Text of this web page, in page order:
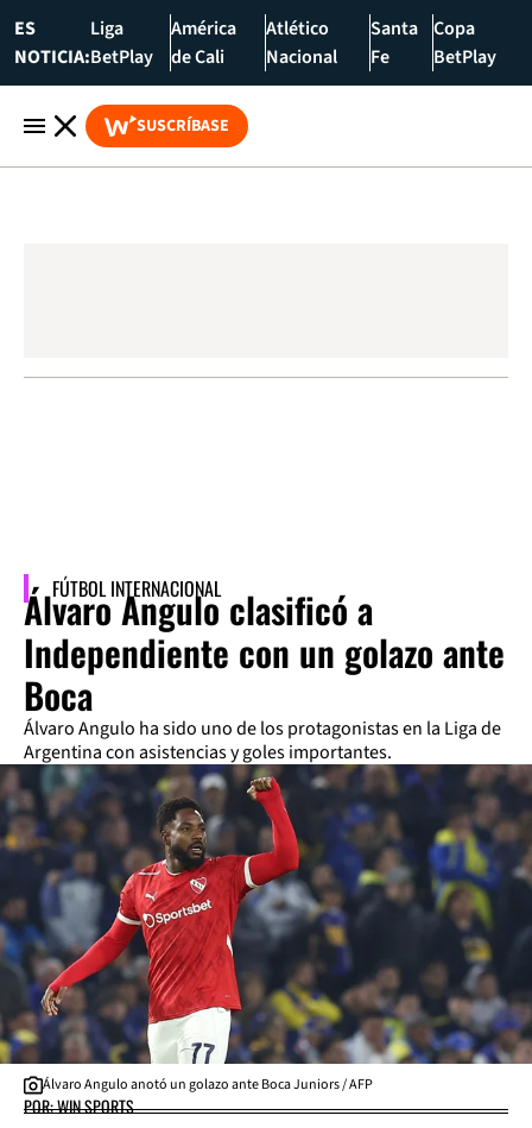
ES
NOTICIA:
Liga
BetPlay
América
de Cali
Atlético
Nacional
Santa
Fe
Copa
BetPlay
SUSCRÍBASE
FÚTBOL INTERNACIONAL
Álvaro Angulo clasificó a
Independiente con un golazo ante
Boca
Álvaro Angulo ha sido uno de los protagonistas en la Liga de
Argentina con asistencias y goles importantes.
Álvaro Angulo anotó un golazo ante Boca Juniors / AFP
POR: WIN SPORTS